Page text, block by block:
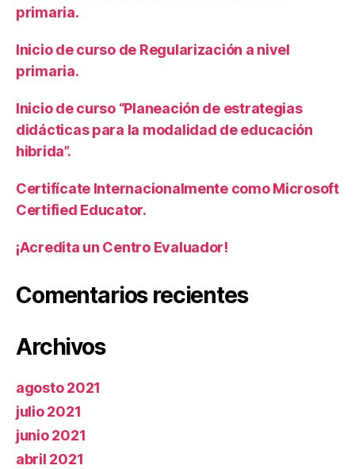
primaria.
Inicio de curso de Regularización a nivel
primaria.
Inicio de curso “Planeación de estrategias
didácticas para la modalidad de educación
hibrida”.
Certifícate Internacionalmente como Microsoft
Certified Educator.
¡Acredita un Centro Evaluador!
Comentarios recientes
Archivos
agosto 2021
julio 2021
junio 2021
abril 2021